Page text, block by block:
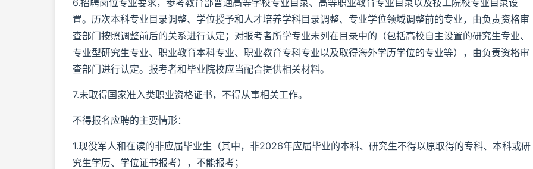
6.招聘岗位专业要求，参考教育部普通高等学校专业目录、高等职业教育专业目录以及技工院校专业目录设
置。历次本科专业目录调整、学位授予和人才培养学科目录调整、专业学位领域调整前的专业，由负责资格审
查部门按照调整前后的关系进行认定；对报考者所学专业未列在目录中的（包括高校自主设置的研究生专业、
专业型研究生专业、职业教育本科专业、职业教育专科专业以及取得海外学历学位的专业等），由负责资格审
查部门进行认定。报考者和毕业院校应当配合提供相关材料。
7.未取得国家准入类职业资格证书，不得从事相关工作。
不得报名应聘的主要情形：
1.现役军人和在读的非应届毕业生（其中，非2026年应届毕业的本科、研究生不得以原取得的专科、本科或研
究生学历、学位证书报考），不能报考；